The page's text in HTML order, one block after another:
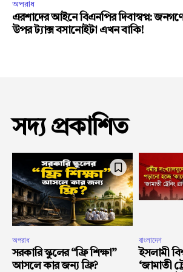
অপরাধ
এরশাদের আইনে বিএনপির দিবাস্বপ্ন:
উপর ট্যাক্স বসানোইটা এখন বাকি!
সদ্য প্রকাশিত
অপরাধ
সরকারি স্কুলের “ফ্রি শিক্ষা”
আসলে কার জন্য ফ্রি?
বাংলাদেশ
ইসলামী
‘জামাতী